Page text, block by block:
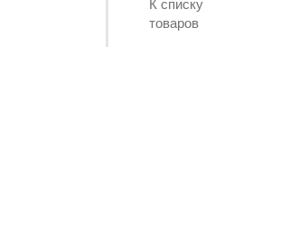
К списку
товаров